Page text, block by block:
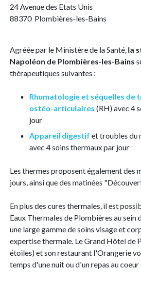
24 Avenue des Etats Unis
88370 Plombières-les-Bains
Agréée par le Ministère de la Santé, la
Napoléon de Plombières-les-Bains
thérapeutiques suivantes :
Rhumatologie et séquelles de
ostéo-articulaires (RH) avec 4
jour
Appareil digestif et troubles du
avec 4 soins thermaux par jour
Les thermes proposent également des
jours, ainsi que des matinées
En plus des cures thermales, il est
Eaux Thermales de Plombières au sein
une large gamme de soins visage et
expertise thermale. Le Grand Hôtel de
étoiles) et son restaurant l'Orangerie
temps d'une nuit ou d'un repas au coeur